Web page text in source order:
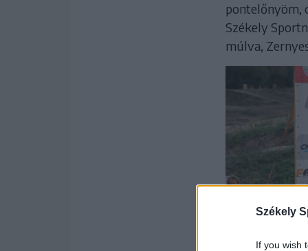
Székely
If you wish
pontelőnyöm,
Székely
múlva,